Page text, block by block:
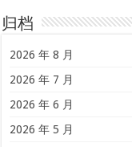
归档
2026 年 8 月
2026 年 7 月
2026 年 6 月
2026 年 5 月